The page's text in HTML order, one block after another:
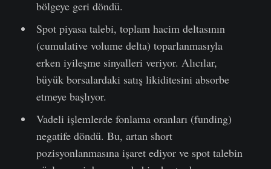
bölgeye geri döndü.
Spot piyasa talebi, toplam hacim deltasının
(cumulative volume delta) toparlanmasıyla
erken iyileşme sinyalleri veriyor. Alıcılar,
büyük borsalardaki satış likiditesini absorbe
etmeye başlıyor.
Vadeli işlemlerde fonlama oranları (funding)
negatife döndü. Bu, artan short
pozisyonlanmasına işaret ediyor ve spot talebin